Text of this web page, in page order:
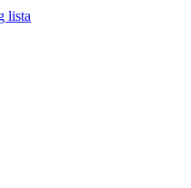
lista